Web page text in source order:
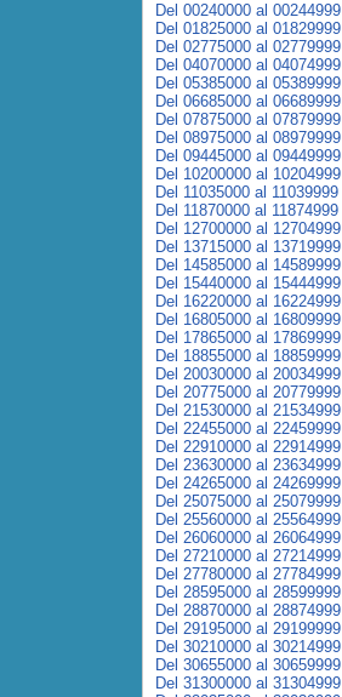
Del 00240000 al 00244999
Del 01825000 al 01829999
Del 02775000 al 02779999
Del 04070000 al 04074999
Del 05385000 al 05389999
Del 06685000 al 06689999
Del 07875000 al 07879999
Del 08975000 al 08979999
Del 09445000 al 09449999
Del 10200000 al 10204999
Del 11035000 al 11039999
Del 11870000 al 11874999
Del 12700000 al 12704999
Del 13715000 al 13719999
Del 14585000 al 14589999
Del 15440000 al 15444999
Del 16220000 al 16224999
Del 16805000 al 16809999
Del 17865000 al 17869999
Del 18855000 al 18859999
Del 20030000 al 20034999
Del 20775000 al 20779999
Del 21530000 al 21534999
Del 22455000 al 22459999
Del 22910000 al 22914999
Del 23630000 al 23634999
Del 24265000 al 24269999
Del 25075000 al 25079999
Del 25560000 al 25564999
Del 26060000 al 26064999
Del 27210000 al 27214999
Del 27780000 al 27784999
Del 28595000 al 28599999
Del 28870000 al 28874999
Del 29195000 al 29199999
Del 30210000 al 30214999
Del 30655000 al 30659999
Del 31300000 al 31304999